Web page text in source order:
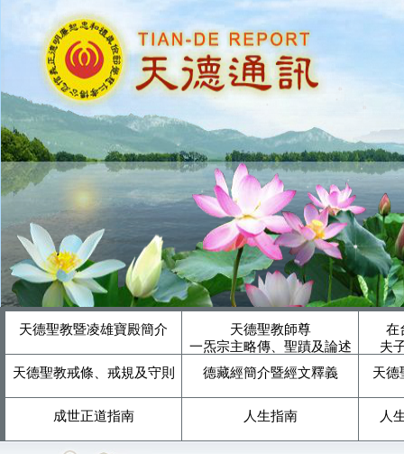
天德聖教暨凌雄寶殿簡介
天德聖教師尊
一炁宗主略傳、聖蹟及論述
在
夫
天德聖教戒條、戒規及守則
德藏經簡介暨經文釋義 天德
成世正道指南 人生指南 人